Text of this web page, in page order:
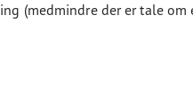
(medmindre der er tale